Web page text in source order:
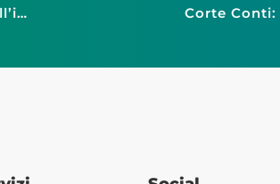
Fiducia: Confesercenti, migliora tra le famiglie grazie alla frenata dell’inflazione e alla crescita dell’occupazione
Corte